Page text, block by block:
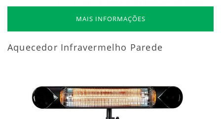
MAIS INFORMAÇÕES
Aquecedor Infravermelho Parede